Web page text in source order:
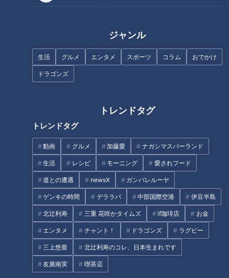
ジャンル
生活 グルメ エンタメ スポーツ コラム おでかけ
ドラゴンズ
トレンドタグ
トレンドタグ
動画 グルメ 加藤愛 ナガシマスパーランド
生活 レシピ モーニング 愛されフード
道との遭遇 newsX ガンバレルーヤ
ゲンキの時間 デララバ 中部国際空港 伊豆半島
北辻利寿 三重 花咲かタイムズ if珈琲店 お金
エンタメ チャント！ ドラゴンズ ラグビー
三上悠亜 北辻利寿のコレ、日本生まれです
友廣南実 喫茶店
進化が止まらない！東海地方の
最新餃子！全国の名店を一気に
楽しめる無人餃子販売店
&amp;JAXAも食べた！フリーズ
ナゴヤ大注目店SP！超穴場の隠
れ家すぎる名店を紹介！【花咲
お買い得な福袋で揃えよう！熱
帯夜も快適に！爽やか寝具で夏
でも快眠！【デパチャン】
お風呂タイムを幸せに演出！
「入浴剤」日本での魅力たっぷ
り温かい開発史
タグ
ガンバレルーヤ